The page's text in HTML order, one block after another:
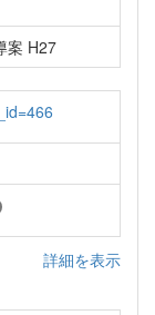
案 H27
詳細を表示